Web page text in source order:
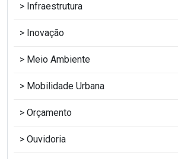
Infraestrutura
Inovação
Meio Ambiente
Mobilidade Urbana
Orçamento
Ouvidoria